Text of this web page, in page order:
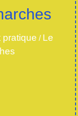
pratique / Le